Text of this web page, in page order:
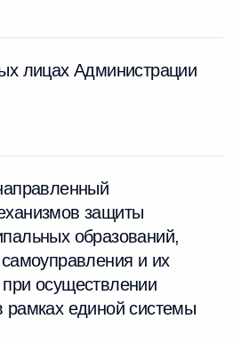
лицах Администрации
защиты
образований,
и их
осуществлении
рамках единой системы